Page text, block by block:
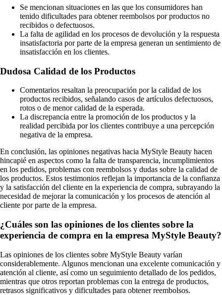
Se mencionan situaciones en las que los consumidores han
tenido dificultades para obtener reembolsos por productos no
recibidos o defectuosos.
La falta de agilidad en los procesos de devolución y la respuesta
insatisfactoria por parte de la empresa generan un sentimiento de
insatisfacción en los clientes.
Dudosa Calidad de los Productos
Comentarios resaltan la preocupación por la calidad de los
productos recibidos, señalando casos de artículos defectuosos,
rotos o de menor calidad de la esperada.
La discrepancia entre la promoción de los productos y la
realidad percibida por los clientes contribuye a una percepción
negativa de la empresa.
En conclusión, las opiniones negativas hacia MyStyle Beauty hacen
hincapié en aspectos como la falta de transparencia, incumplimientos
en los pedidos, problemas con reembolsos y dudas sobre la calidad de
los productos. Estos testimonios reflejan la importancia de la confianza
y la satisfacción del cliente en la experiencia de compra, subrayando la
necesidad de mejorar la comunicación y los procesos de atención al
cliente por parte de la empresa.
¿Cuáles son las opiniones de los clientes sobre la
experiencia de compra en la empresa MyStyle Beauty?
Las opiniones de los clientes sobre MyStyle Beauty varían
considerablemente. Algunos mencionan una excelente comunicación y
atención al cliente, así como un seguimiento detallado de los pedidos,
mientras que otros reportan problemas con la entrega de productos,
retrasos significativos y dificultades para obtener reembolsos.